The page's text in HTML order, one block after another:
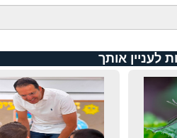
לעניין אותך